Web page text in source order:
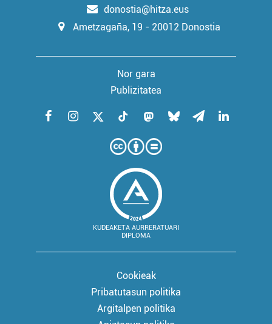
donostia@hitza.eus
Ametzagaña, 19 - 20012 Donostia
Nor gara
Publizitatea
KUDEAKETA AURRERATUARI
DIPLOMA
Cookieak
Pribatutasun politika
Argitalpen politika